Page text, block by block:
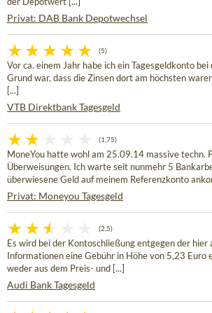
Privat: DAB Bank Depotwechsel
(5)
Vor ca. einem Jahr habe ich ein Tagesgeldkonto
Grund war, dass die Zinsen dort am höchsten
[...]
VTB Direktbank Tagesgeld
(1,75)
MoneYou hatte wohl am 25.09.14 massive techn.
Überweisungen. Ich warte seit nunmehr 5
überwiesene Geld auf meinem Referenzkonto
Privat: Moneyou Tagesgeld
(2,5)
Es wird bei der Kontoschließung entgegen der hier
Informationen eine Gebühr in Höhe von 5,23 Euro
weder aus dem Preis- und [...]
Audi Bank Tagesgeld